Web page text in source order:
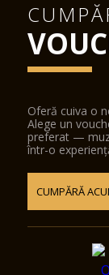
Oferă cuiva o
Alege un
preferat —
într-o
CUMPĂRĂ